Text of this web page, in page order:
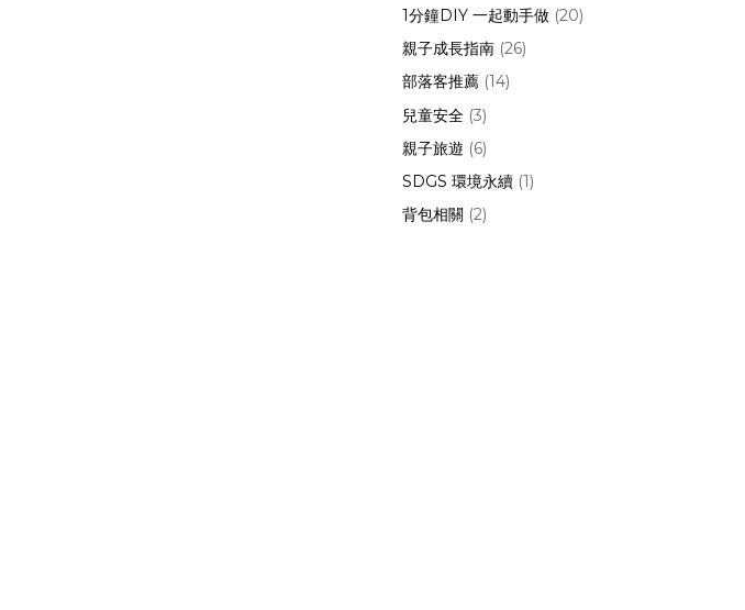
1分鐘DIY 一起動手做 (20)
親子成長指南 (26)
部落客推薦 (14)
兒童安全 (3)
親子旅遊 (6)
SDGS 環境永續 (1)
背包相關 (2)